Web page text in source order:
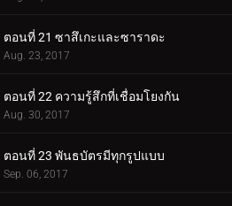
ตอนที่ 21 ซาสึเกะและซาราดะ
Aug. 23, 2017
ตอนที่ 22 ความรู้สึกที่เชื่อมโยงกัน
Aug. 30, 2017
ตอนที่ 23 พันธบัตรมีทุกรูปแบบ
Sep. 06, 2017